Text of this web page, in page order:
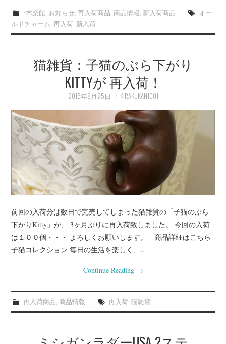
E木楽館, お知らせ, 再入荷商品 商品情報 新入荷商品
オー
ルドチャーム ,再入荷 新入荷
猫雑貨：子猫のぶら下がり
KITTYが 再入荷！
2016年8月25日 KIRAKUKAN1001
前回の入荷分は数日で完売してしまった猫雑貨の「子猫のぶら
下がりKitty」が、 3ヶ月ぶりに再入荷致しました。 今回の入荷
は１００個・・・ よろしくお願いします。 商品詳細はこちら
子猫コレクション 毎日の生活を楽しく、…
Continue Reading →
再入荷商品, 商品情報 再入荷, 猫雑貨